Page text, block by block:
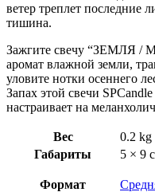
ветер треплет последние
тишина.
Зажгите свечу “ЗЕМЛЯ /
аромат влажной земли,
уловите нотки осеннего
Запах этой свечи
настраивает на
Вес
0.2 kg
Габариты
5 × 9
Формат